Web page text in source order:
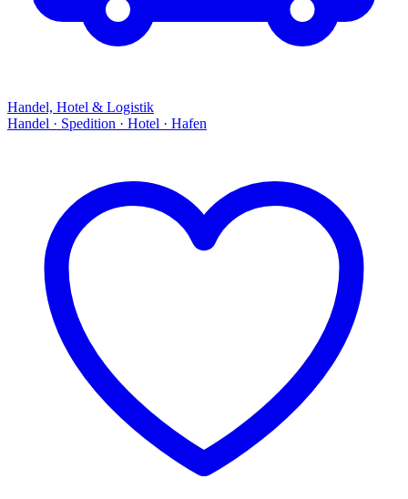
Handel, Hotel & Logistik
Handel · Spedition · Hotel · Hafen